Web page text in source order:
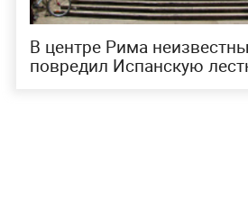
В центре Рима
повредил Испанскую